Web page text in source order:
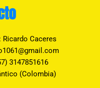
Ricardo Caceres
3147851616
(Colombia)